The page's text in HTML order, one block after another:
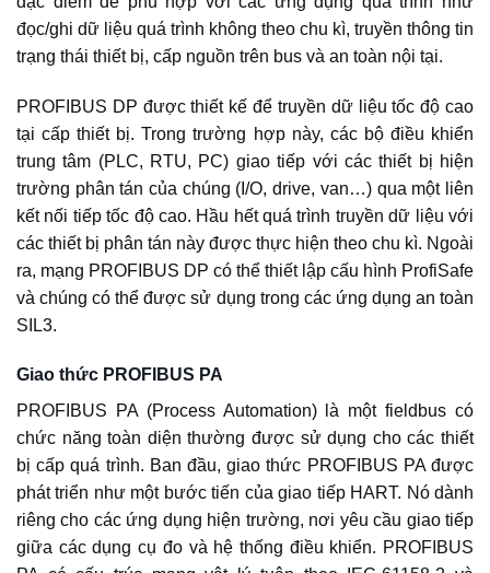
đọc/ghi dữ liệu quá trình không theo chu kì, truyền thông tin
trạng thái thiết bị, cấp nguồn trên bus và an toàn nội tại.
PROFIBUS DP được thiết kế để truyền dữ liệu tốc độ cao
tại cấp thiết bị. Trong trường hợp này, các bộ điều khiển
trung tâm (PLC, RTU, PC) giao tiếp với các thiết bị hiện
trường phân tán của chúng (I/O, drive, van…) qua một liên
kết nối tiếp tốc độ cao. Hầu hết quá trình truyền dữ liệu với
các thiết bị phân tán này được thực hiện theo chu kì. Ngoài
ra, mạng PROFIBUS DP có thể thiết lập cấu hình ProfiSafe
và chúng có thể được sử dụng trong các ứng dụng an toàn
SIL3.
Giao thức PROFIBUS PA
PROFIBUS PA (Process Automation) là một fieldbus có
chức năng toàn diện thường được sử dụng cho các thiết
bị cấp quá trình. Ban đầu, giao thức PROFIBUS PA được
phát triển như một bước tiến của giao tiếp HART. Nó dành
riêng cho các ứng dụng hiện trường, nơi yêu cầu giao tiếp
giữa các dụng cụ đo và hệ thống điều khiển. PROFIBUS